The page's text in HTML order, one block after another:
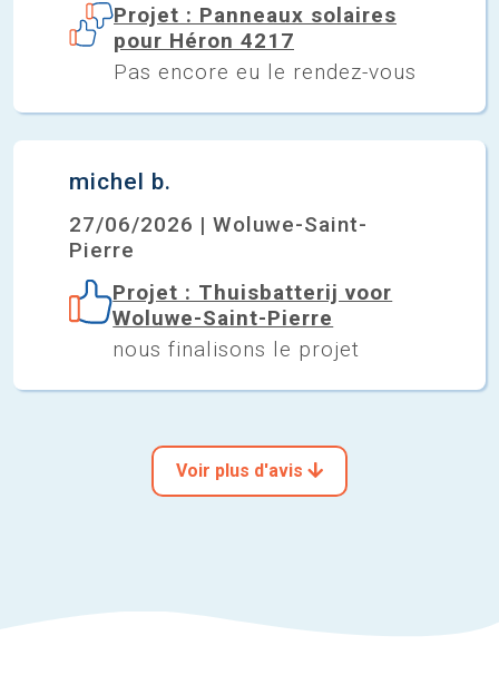
Projet : Panneaux solaires
pour Héron 4217
Pas encore eu le rendez-vous
michel b.
27/06/2026 | Woluwe-Saint-
Pierre
Projet : Thuisbatterij voor
Woluwe-Saint-Pierre
nous finalisons le projet
Voir plus d'avis